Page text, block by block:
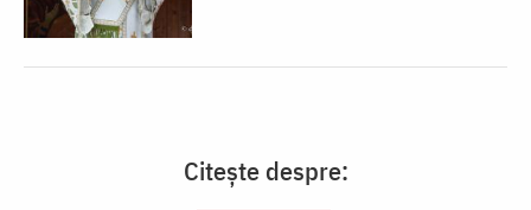
Citește despre: